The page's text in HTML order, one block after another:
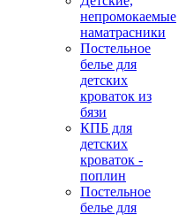
непромокаемые
наматрасники
Постельное
белье для
детских
кроваток из
бязи
КПБ для
детских
кроваток -
поплин
Постельное
белье для